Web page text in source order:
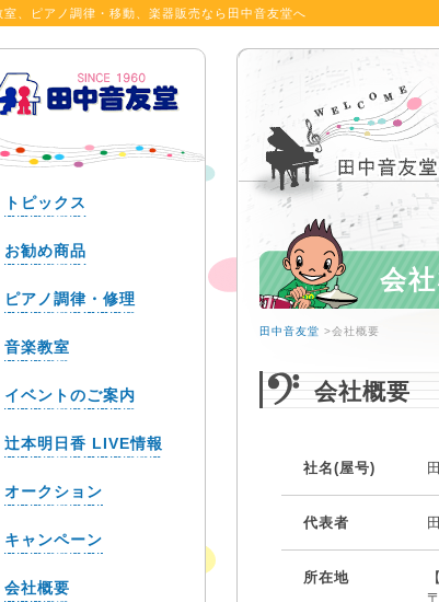
室、ピアノ調律・移動、楽器販売なら田中音友堂へ
会
田中音友堂 >会社概要
会社概要
社名(屋号)
代表者
所在地
トピックス
お勧め商品
ピアノ調律・修理
音楽教室
イベントのご案内
辻本明日香 LIVE情報
オークション
キャンペーン
会社概要